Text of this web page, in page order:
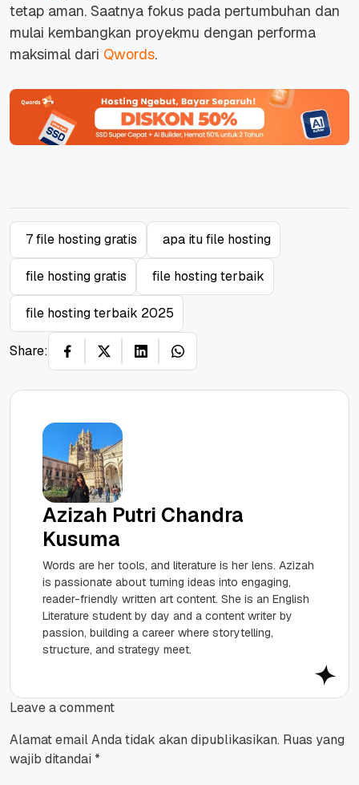
tetap aman. Saatnya fokus pada pertumbuhan dan
mulai kembangkan proyekmu dengan performa
maksimal dari Qwords.
7 file hosting gratis apa itu file hosting
file hosting gratis file hosting terbaik
file hosting terbaik 2025
Share:
Azizah Putri Chandra
Kusuma
Words are her tools, and literature is her lens. Azizah
is passionate about turning ideas into engaging,
reader-friendly written art content. She is an English
Literature student by day and a content writer by
passion, building a career where storytelling,
structure, and strategy meet.
Leave a comment
Alamat email Anda tidak akan dipublikasikan. Ruas yang
wajib ditandai *